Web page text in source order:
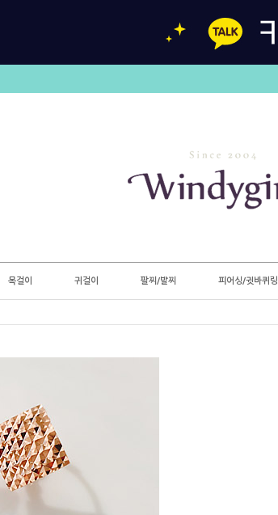
목걸이 귀걸이 팔찌/발찌 피어싱/귓바퀴링